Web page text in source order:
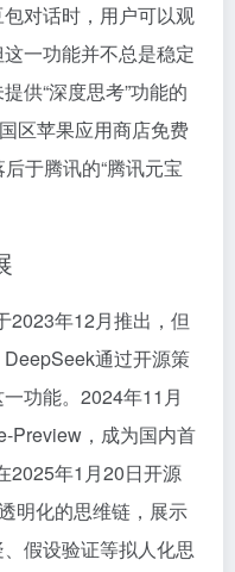
对话时，用户可以观
一功能并不总是稳定
供“深度思考”功能的
区苹果应用商店免费
于腾讯的“腾讯元宝
2023年12月推出，但
通过开源策
功能。2024年11月
Preview，成为国内首
2025年1月20日开源
明化的思维链，展示
假设验证等拟人化思